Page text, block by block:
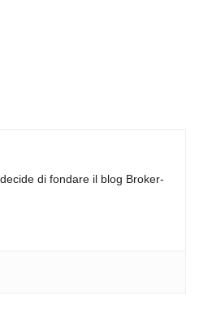
di fondare il blog Broker-